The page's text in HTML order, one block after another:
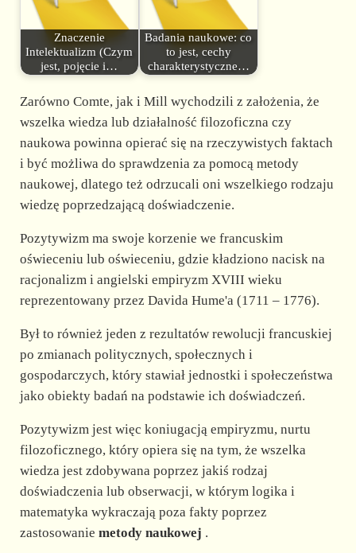
Znaczenie
Intelektualizm (Czym
jest, pojęcie i…
Badania naukowe: co
to jest, cechy
charakterystyczne…
Zarówno Comte, jak i Mill wychodzili z założenia, że
wszelka wiedza lub działalność filozoficzna czy
naukowa powinna opierać się na rzeczywistych faktach
i być możliwa do sprawdzenia za pomocą metody
naukowej, dlatego też odrzucali oni wszelkiego rodzaju
wiedzę poprzedzającą doświadczenie.
Pozytywizm ma swoje korzenie we francuskim
oświeceniu lub oświeceniu, gdzie kładziono nacisk na
racjonalizm i angielski empiryzm XVIII wieku
reprezentowany przez Davida Hume'a (1711 – 1776).
Był to również jeden z rezultatów rewolucji francuskiej
po zmianach politycznych, społecznych i
gospodarczych, który stawiał jednostki i społeczeństwa
jako obiekty badań na podstawie ich doświadczeń.
Pozytywizm jest więc koniugacją empiryzmu, nurtu
filozoficznego, który opiera się na tym, że wszelka
wiedza jest zdobywana poprzez jakiś rodzaj
doświadczenia lub obserwacji, w którym logika i
matematyka wykraczają poza fakty poprzez
zastosowanie metody naukowej .